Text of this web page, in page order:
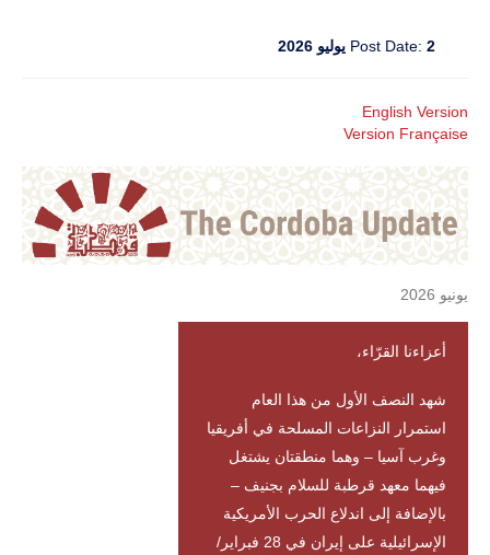
Post Date: 2 يوليو 2026
English Version
Version Française
يونيو 2026
أعزاءنا القرّاء،
شهد النصف الأول من هذا العام
استمرار النزاعات المسلحة في أفريقيا
وغرب آسيا – وهما منطقتان يشتغل
فيهما معهد قرطبة للسلام بجنيف –
بالإضافة إلى اندلاع الحرب الأمريكية
الإسرائيلية على إيران في 28 فبراير/